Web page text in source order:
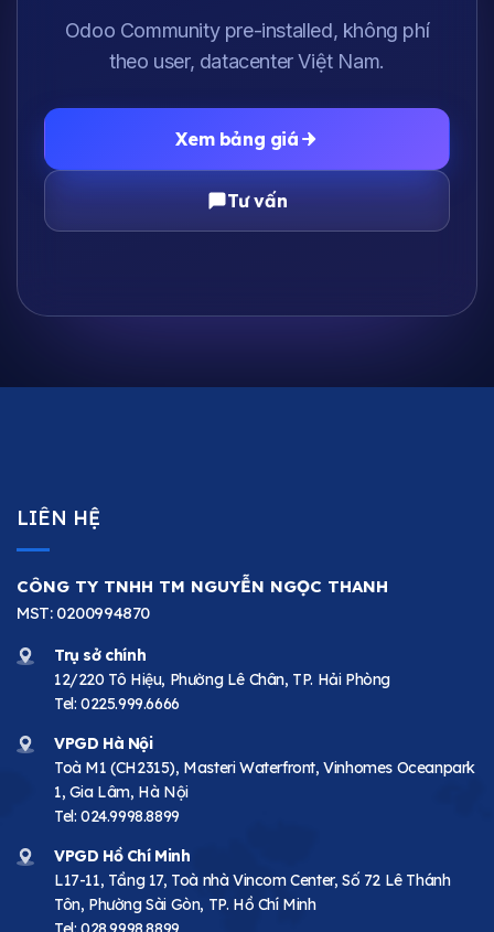
Odoo Community pre-installed, không phí
theo user, datacenter Việt Nam.
Xem bảng giá
Tư vấn
LIÊN HỆ
CÔNG TY TNHH TM NGUYỄN NGỌC THANH
MST: 0200994870
Trụ sở chính
12/220 Tô Hiệu, Phường Lê Chân, TP. Hải Phòng
Tel: 0225.999.6666
VPGD Hà Nội
Toà M1 (CH2315), Masteri Waterfront, Vinhomes Oceanpark
1, Gia Lâm, Hà Nội
Tel: 024.9998.8899
VPGD Hồ Chí Minh
L17-11, Tầng 17, Toà nhà Vincom Center, Số 72 Lê Thánh
Tôn, Phường Sài Gòn, TP. Hồ Chí Minh